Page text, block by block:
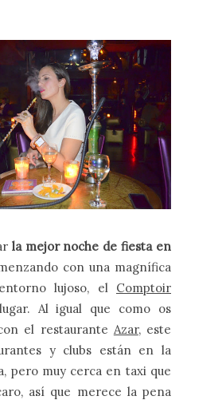
la mejor noche de fiesta en
con una magnífica
lujoso, el Comptoir
Al igual que como os
el restaurante Azar, este
y clubs están en la
pero muy cerca en taxi que
así que merece la pena